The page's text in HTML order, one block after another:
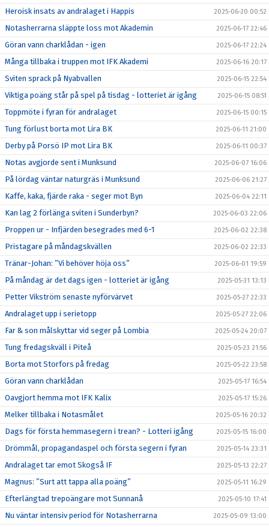
Heroisk insats av andralaget i Happis 2025-06-20 00:52
Notasherrarna släppte loss mot Akademin 2025-06-17 22:46
Göran vann charklådan - igen 2025-06-17 22:24
Många tillbaka i truppen mot IFK Akademi 2025-06-16 20:17
Sviten sprack på Nyabvallen 2025-06-15 22:54
Viktiga poäng står på spel på tisdag - lotteriet är igång 2025-06-15 08:51
Toppmöte i fyran för andralaget 2025-06-15 00:15
Tung förlust borta mot Lira BK 2025-06-11 21:00
Derby på Porsö IP mot Lira BK 2025-06-11 00:37
Notas avgjorde sent i Munksund 2025-06-07 16:06
På lördag väntar naturgräs i Munksund 2025-06-06 21:27
Kaffe, kaka, fjärde raka - seger mot Byn 2025-06-04 22:11
Kan lag 2 förlänga sviten i Sunderbyn? 2025-06-03 22:06
Proppen ur - Infjärden besegrades med 6-1 2025-06-02 22:38
Pristagare på måndagskvällen 2025-06-02 22:33
Tränar-Johan: ”Vi behöver höja oss” 2025-06-01 19:59
På måndag är det dags igen - lotteriet är igång 2025-05-31 13:13
Petter Vikström senaste nyförvärvet 2025-05-27 22:33
Andralaget upp i serietopp 2025-05-27 22:06
Far & son målskyttar vid seger på Lombia 2025-05-24 20:07
Tung fredagskväll i Piteå 2025-05-23 21:56
Borta mot Storfors på fredag 2025-05-22 23:58
Göran vann charklådan 2025-05-17 16:54
Oavgjort hemma mot IFK Kalix 2025-05-17 15:26
Melker tillbaka i Notasmålet 2025-05-16 20:32
Dags för första hemmasegern i trean? - Lotteri igång 2025-05-15 16:00
Drömmål, propagandaspel och första segern i fyran 2025-05-14 23:31
Andralaget tar emot Skogså IF 2025-05-13 22:27
Magnus: ”Surt att tappa alla poäng” 2025-05-11 16:29
Efterlängtad trepoängare mot Sunnanå 2025-05-10 17:41
Nu väntar intensiv period för Notasherrarna 2025-05-09 13:00